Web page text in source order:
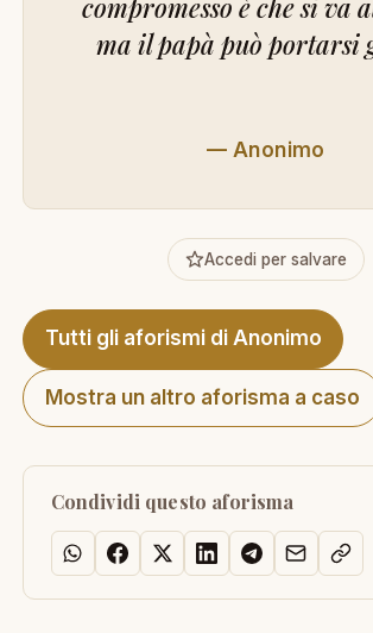
ma il papà può portarsi
— Anonimo
Accedi per salvare
Tutti gli aforismi di Anonimo
Mostra un altro aforisma a caso
Condividi questo aforisma